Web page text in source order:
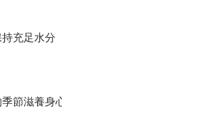
充足水分
節滋養身心